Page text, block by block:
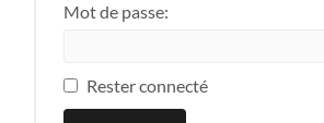
Mot de passe:
Rester connecté